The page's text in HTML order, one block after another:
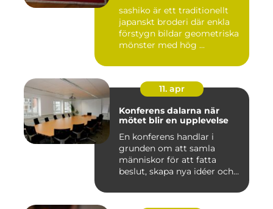
sashiko är ett traditionellt
japanskt broderi där enkla
förstygn bildar geometriska
mönster med hög ...
11. apr
Konferens dalarna när
mötet blir en upplevelse
En konferens handlar i
grunden om att samla
människor för att fatta
beslut, skapa nya idéer och